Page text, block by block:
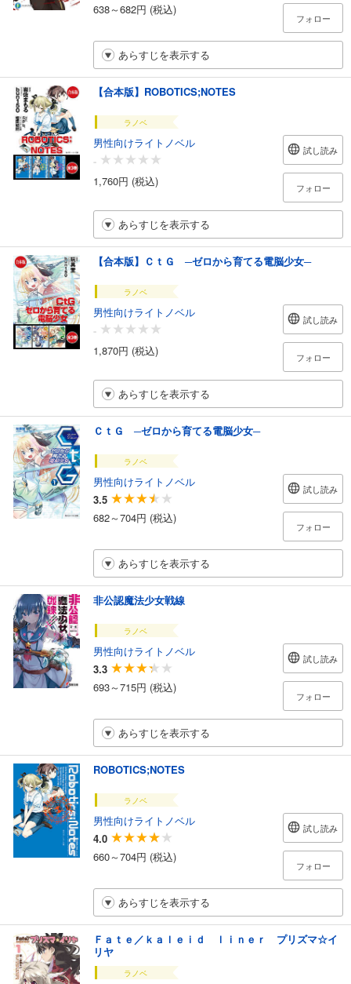
638～682円 (税込)
フォロー
あらすじを表示する
【合本版】ROBOTICS;NOTES
ラノベ
男性向けライトノベル
-
1,760円 (税込)
試し読み
フォロー
あらすじを表示する
【合本版】ＣｔＧ ─ゼロから育てる電脳少女─
ラノベ
男性向けライトノベル
-
1,870円 (税込)
試し読み
フォロー
あらすじを表示する
ＣｔＧ ─ゼロから育てる電脳少女─
ラノベ
男性向けライトノベル
3.5
682～704円 (税込)
試し読み
フォロー
あらすじを表示する
非公認魔法少女戦線
ラノベ
男性向けライトノベル
3.3
693～715円 (税込)
試し読み
フォロー
あらすじを表示する
ROBOTICS;NOTES
ラノベ
男性向けライトノベル
4.0
660～704円 (税込)
試し読み
フォロー
あらすじを表示する
Ｆａｔｅ／ｋａｌｅｉｄ ｌｉｎｅｒ プリズマ☆イ
リヤ
ラノベ